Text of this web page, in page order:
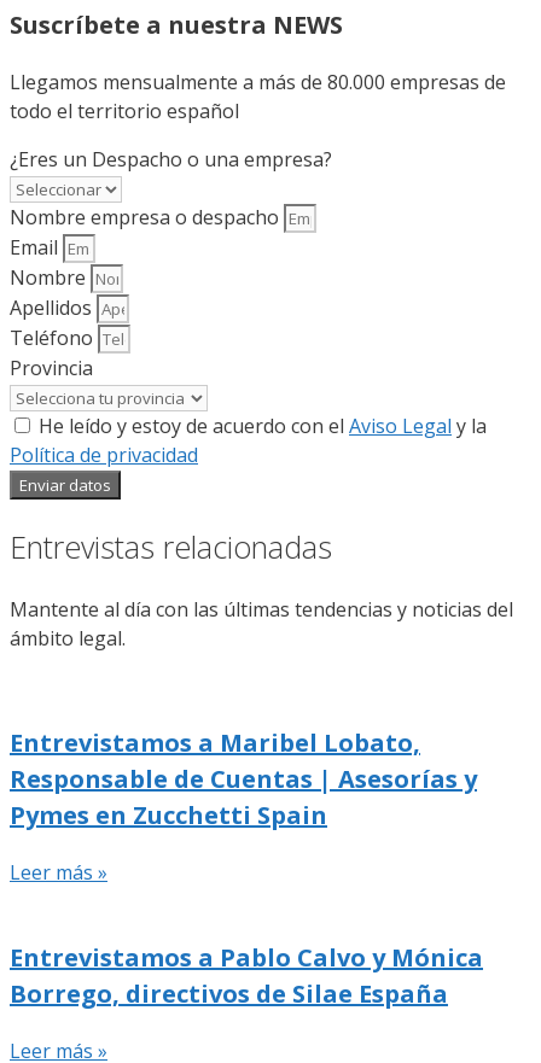
Suscríbete a nuestra NEWS
Llegamos mensualmente a más de 80.000 empresas de
todo el territorio español
¿Eres un Despacho o una empresa?
Nombre empresa o despacho
Email
Nombre
Apellidos
Teléfono
Provincia
He leído y estoy de acuerdo con el Aviso Legal y la
Política de privacidad
Enviar datos
Entrevistas relacionadas
Mantente al día con las últimas tendencias y noticias del
ámbito legal.
Entrevistamos a Maribel Lobato,
Responsable de Cuentas | Asesorías y
Pymes en Zucchetti Spain
Leer más »
Entrevistamos a Pablo Calvo y Mónica
Borrego, directivos de Silae España
Leer más »